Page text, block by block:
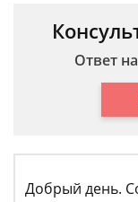
Ответ
Добрый день.